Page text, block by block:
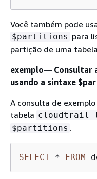
Você também pode
$partitions para
partição de uma
exemplo— Consultar
usando a sintaxe
A consulta de
tabela
$partitions .
SELECT * FROM